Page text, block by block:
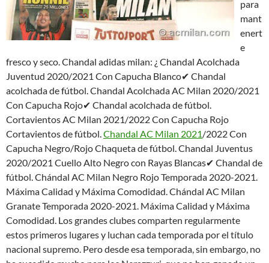
para
mant
enert
e
fresco y seco. Chandal adidas milan: ¿ Chandal Acolchada
Juventud 2020/2021 Con Capucha Blanco✔ Chandal
acolchada de fútbol. Chandal Acolchada AC Milan 2020/2021
Con Capucha Rojo✔ Chandal acolchada de fútbol.
Cortavientos AC Milan 2021/2022 Con Capucha Rojo
Cortavientos de fútbol.Chandal AC Milan 2021/2022 Con
Capucha Negro/Rojo Chaqueta de fútbol. Chandal Juventus
2020/2021 Cuello Alto Negro con Rayas Blancas✔ Chandal de
fútbol. Chándal AC Milan Negro Rojo Temporada 2020-2021.
Máxima Calidad y Máxima Comodidad. Chándal AC Milan
Granate Temporada 2020-2021. Máxima Calidad y Máxima
Comodidad. Los grandes clubes comparten regularmente
estos primeros lugares y luchan cada temporada por el título
nacional supremo. Pero desde esa temporada, sin embargo, no